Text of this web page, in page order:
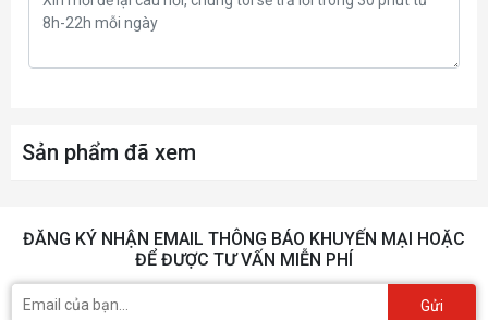
Dimensions
Power Connectors
1 x 8-pin
3.12 slot
AURA SYNC
ARGB
Sản phẩm đã xem
ĐĂNG KÝ NHẬN EMAIL THÔNG BÁO KHUYẾN MẠI HOẶC
ĐỂ ĐƯỢC TƯ VẤN MIỄN PHÍ
Gửi